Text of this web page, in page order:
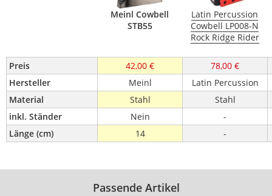
Meinl Cowbell
STB55
Latin Percussion
Cowbell LP008-N
Rock Ridge Rider
Preis 42,00 €
78,00 €
Hersteller
Meinl
Latin Percussion
Material
Stahl
Stahl
inkl. Ständer
Nein
-
Länge (cm)
14 -
Passende Artikel